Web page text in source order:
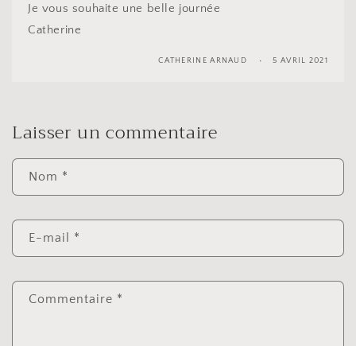
Je vous souhaite une belle journée
Catherine
CATHERINE ARNAUD 5 AVRIL 2021
Laisser un commentaire
Nom *
E-mail *
Commentaire *